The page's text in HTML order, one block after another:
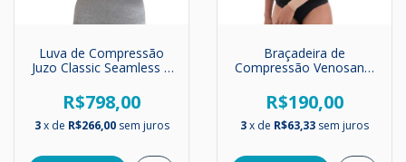
Luva de Compressão
Juzo Classic Seamless |
Plana | 30-40 mmHg
R$798,00
3 x de R$266,00 sem juros
Braçadeira de
Compressão Venosan |
| Alta Compressão |
30-40 mmHg
R$190,00
3x de R$63,33 sem juros